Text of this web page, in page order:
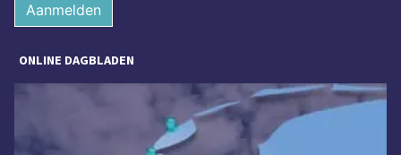
Aanmelden
ONLINE DAGBLADEN